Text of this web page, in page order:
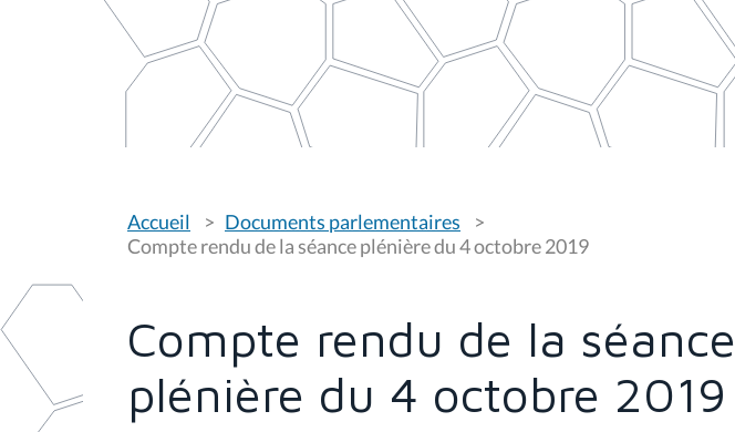
o
u
s
s
i
:
Accueil
Documents parlementaires
Compte rendu de la séance plénière du 4 octobre 2019
Compte rendu de la séance
plénière du 4 octobre 2019